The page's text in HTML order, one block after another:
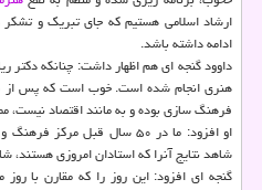
ارشاد اسلامی هستیم كه جای تبریك و تشكر
ادامه داشته باشد.
داوود گنجه ای هم اظهار داشت: چنانكه دكتر
فرهنگ سازی بوده و به مانند اقتصاد نیست،
او افزود: ما در ۵۰ سال قبل
شاهد نتایج آنرا كه استادان امروزی هستند،
گنجه ای افزود: این روز را كه مقارن با